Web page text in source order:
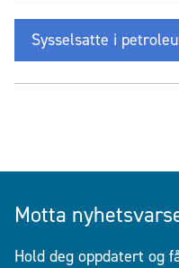
Sysselsatte i
Motta
Hold deg oppdatert og